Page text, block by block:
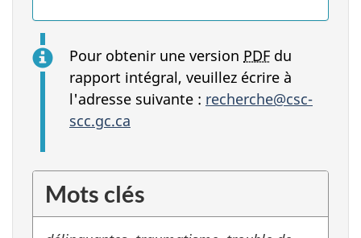
Pour obtenir une version PDF du
rapport intégral, veuillez écrire à
l'adresse suivante : recherche@csc-
scc.gc.ca
Mots clés